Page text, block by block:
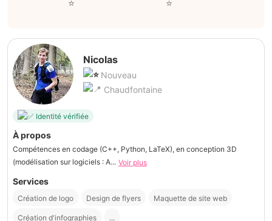
Nicolas
Nouveau
Chaudfontaine
Identité vérifiée
À propos
Compétences en codage (C++, Python, LaTeX), en conception 3D
(modélisation sur logiciels : A... Voir plus
Services
Création de logo Design de flyers Maquette de site web
Création d'infographies ...